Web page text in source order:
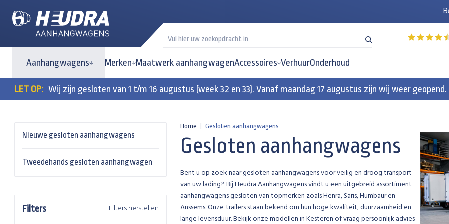
Aanhangwagens Merken Maatwerk aanhangwagenAccessoires VerhuurOnderhoud
LET OP: Wij zijn gesloten van 1 t/m 16 augustus (week 32 en 33). Vanaf maandag 17 augustus zijn wij weer geopend.
Nieuwe gesloten aanhangwagens
Tweedehands gesloten aanhangwagen
Filters Filters herstellen
Home Gesloten aanhangwagens
Gesloten aanhangwagens
Bent u op zoek naar gesloten aanhangwagens voor veilig en droog transport
van uw lading? Bij Heudra Aanhangwagens vindt u een uitgebreid assortiment
aanhangwagens gesloten van topmerken zoals Henra, Saris, Humbaur en
Anssems. Onze trailers staan bekend om hun hoge kwaliteit, duurzaamheid en
lange levensduur. Bekijk onze modellen in Kesteren of vraag persoonlijk advies